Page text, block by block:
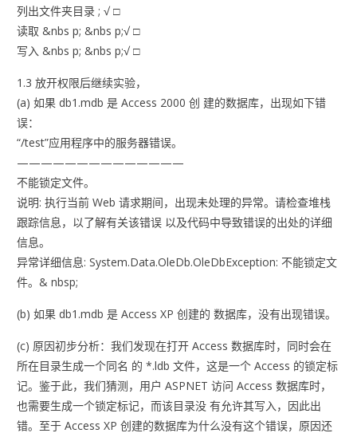
列出文件夹目录 ; √ □
读取 &nbs p; &nbs p;√ □
写入 &nbs p; &nbs p;√ □
1.3 放开权限后继续实验，
(a) 如果 db1.mdb 是 Access 2000 创 建的数据库，出现如下错
误：
“/test”应用程序中的服务器错误。
——————————————
不能锁定文件。
说明: 执行当前 Web 请求期间，出现未处理的异常。请检查堆栈
跟踪信息，以了解有关该错误 以及代码中导致错误的出处的详细
信息。
异常详细信息: System.Data.OleDb.OleDbException: 不能锁定文
件。& nbsp;
(b) 如果 db1.mdb 是 Access XP 创建的 数据库，没有出现错误。
(c) 原因初步分析：我们发现在打开 Access 数据库时，同时会在
所在目录生成一个同名 的 *.ldb 文件，这是一个 Access 的锁定标
记。鉴于此，我们猜测，用户 ASPNET 访问 Access 数据库时，
也需要生成一个锁定标记，而该目录没 有允许其写入，因此出
错。至于 Access XP 创建的数据库为什么没有这个错误，原因还